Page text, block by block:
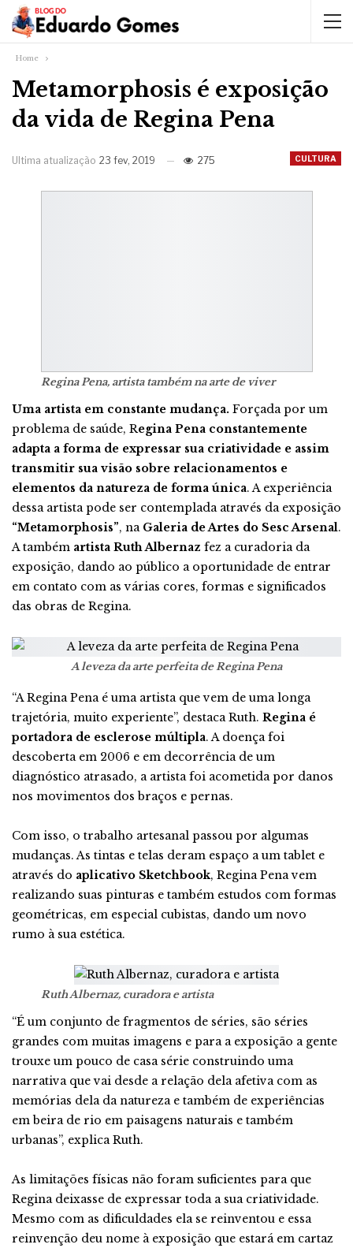
Home
Metamorphosis é exposição
da vida de Regina Pena
CULTURA
Ultima atualização 23 fev, 2019 275
Regina Pena, artista também na arte de viver
Uma artista em constante mudança. Forçada por um
problema de saúde, Regina Pena constantemente
adapta a forma de expressar sua criatividade e assim
transmitir sua visão sobre relacionamentos e
elementos da natureza de forma única. A experiência
dessa artista pode ser contemplada através da exposição
“Metamorphosis”, na Galeria de Artes do Sesc Arsenal.
A também artista Ruth Albernaz fez a curadoria da
exposição, dando ao público a oportunidade de entrar
em contato com as várias cores, formas e significados
das obras de Regina.
A leveza da arte perfeita de Regina Pena
“A Regina Pena é uma artista que vem de uma longa
trajetória, muito experiente”, destaca Ruth. Regina é
portadora de esclerose múltipla. A doença foi
descoberta em 2006 e em decorrência de um
diagnóstico atrasado, a artista foi acometida por danos
nos movimentos dos braços e pernas.
Com isso, o trabalho artesanal passou por algumas
mudanças. As tintas e telas deram espaço a um tablet e
através do aplicativo Sketchbook, Regina Pena vem
realizando suas pinturas e também estudos com formas
geométricas, em especial cubistas, dando um novo
rumo à sua estética.
Ruth Albernaz, curadora e artista
“É um conjunto de fragmentos de séries, são séries
grandes com muitas imagens e para a exposição a gente
trouxe um pouco de casa série construindo uma
narrativa que vai desde a relação dela afetiva com as
memórias dela da natureza e também de experiências
em beira de rio em paisagens naturais e também
urbanas”, explica Ruth.
As limitações físicas não foram suficientes para que
Regina deixasse de expressar toda a sua criatividade.
Mesmo com as dificuldades ela se reinventou e essa
reinvenção deu nome à exposição que estará em cartaz